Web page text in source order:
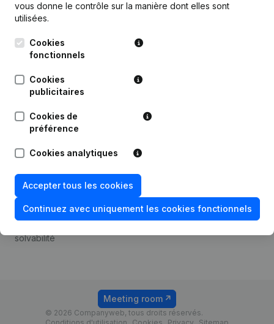
vous donne le contrôle sur la manière dont elles sont
utilisées.
Cookies
fonctionnels
Cookies
publicitaires
Cookies de
préférence
Cookies analytiques
Accepter tous les cookies
Continuez avec uniquement les cookies fonctionnels
Kantorenpark Everest
Leuvensesteenweg
1800 Vilvoorde
Prospection
Compliance et prévention
de la fraude
Consulter des comptes
Recherche de numéro de
TVA
solvabilité
Tarifs
© 2026 Companyweb, tous droits réservés.
Meeting room